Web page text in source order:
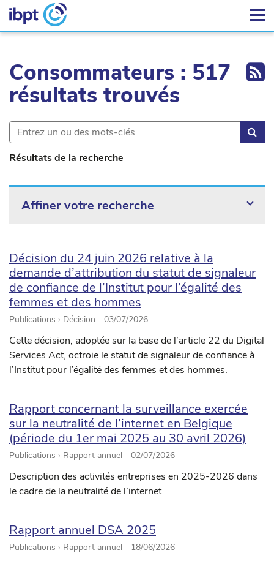
Consommateurs : 517
résultats trouvés
Résultats de la recherche
Affiner votre recherche
Décision du 24 juin 2026 relative à la
demande d’attribution du statut de signaleur
de confiance de l’Institut pour l’égalité des
femmes et des hommes
Publications › Décision - 03/07/2026
Cette décision, adoptée sur la base de l’article 22 du Digital
Services Act, octroie le statut de signaleur de confiance à
l’Institut pour l’égalité des femmes et des hommes.
Rapport concernant la surveillance exercée
sur la neutralité de l’internet en Belgique
(période du 1er mai 2025 au 30 avril 2026)
Publications › Rapport annuel - 02/07/2026
Description des activités entreprises en 2025-2026 dans
le cadre de la neutralité de l’internet
Rapport annuel DSA 2025
Publications › Rapport annuel - 18/06/2026